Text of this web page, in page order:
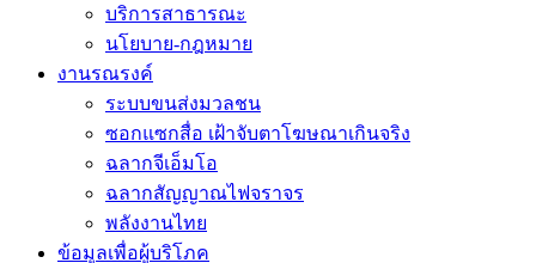
บริการสาธารณะ
นโยบาย-กฎหมาย
งานรณรงค์
ระบบขนส่งมวลชน
ซอกแซกสื่อ เฝ้าจับตาโฆษณาเกินจริง
ฉลากจีเอ็มโอ
ฉลากสัญญาณไฟจราจร
พลังงานไทย
ข้อมูลเพื่อผู้บริโภค